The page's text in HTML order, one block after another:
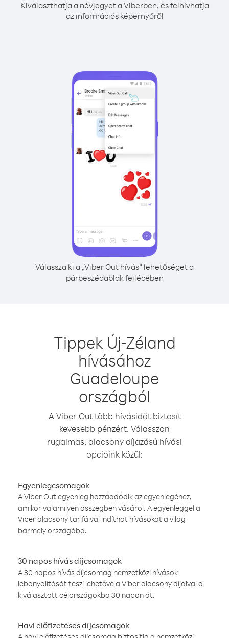
Kiválaszthatja a névjegyet a Viberben, és felhívhatja
az információs képernyőről
Válassza ki a „Viber Out hívás” lehetőséget a
párbeszédablak fejlécében
Tippek Új-Zéland
hívásához
Guadeloupe
országból
A Viber Out több hívásidőt biztosít
kevesebb pénzért. Válasszon
rugalmas, alacsony díjazású hívási
opcióink közül:
Egyenlegcsomagok
A Viber Out egyenleg hozzáadódik az egyenlegéhez,
amikor valamilyen összegben vásárol. A egyenleggel a
Viber alacsony tarifáival indíthat hívásokat a világ
bármely országába.
30 napos hívás díjcsomagok
A 30 napos hívás díjcsomag nemzetközi hívások
lebonyolítását teszi lehetővé a Viber alacsony díjaival a
kiválasztott célországokba 30 napon át.
Havi előfizetéses díjcsomagok